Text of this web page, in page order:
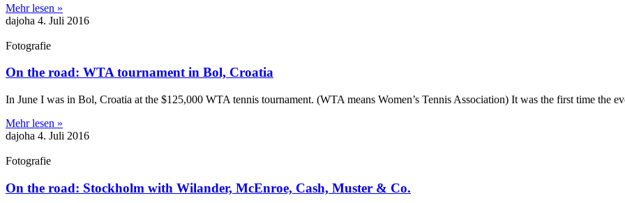
Mehr lesen »
dajoha 4. Juli 2016
Fotografie
On the road: WTA tournament in Bol, Croatia
In June I was in Bol, Croatia at the $125,000 WTA tennis tournament. (WTA means Women’s Tennis Association) It was the first time the
Mehr lesen »
dajoha 4. Juli 2016
Fotografie
On the road: Stockholm with Wilander, McEnroe, Cash, Muster & Co.